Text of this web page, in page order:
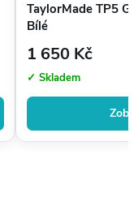
TaylorMade TP5
Bílé
1 650 Kč
✓ Skladem